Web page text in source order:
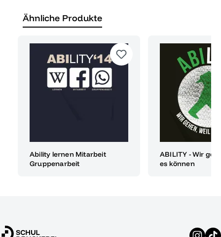
Ähnliche Produkte
Ability lernen Mitarbeit
Gruppenarbeit
ABILITY - Wir
es können